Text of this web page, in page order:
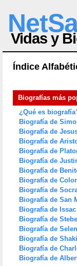
Vidas y
Índice
Biografías más
¿Qué es
Biografía de
Biografía de
Biografía de
Biografía de
Biografía de
Biografía de
Biografía de
Biografía de
Biografía de San
Biografía de
Biografía de
Biografía de
Biografía de
Biografía de
Biografía de